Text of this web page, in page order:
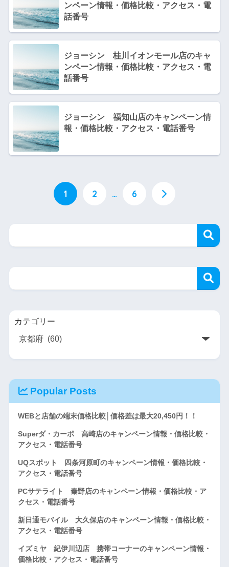
ンペーン情報・価格比較・アクセス・電
話番号
ジョーシン 桂川イオンモール店のキャ
ンペーン情報・価格比較・アクセス・電
話番号
ジョーシン 福知山店のキャンペーン情
報・価格比較・アクセス・電話番号
1 2 … 6
カテゴリー
Popular Posts
WEBと店舗の端末価格比較│価格差は最大20,450円！！
Superダ・カーポ 高崎店のキャンペーン情報・価格比較・
アクセス・電話番号
UQスポット 四条河原町のキャンペーン情報・価格比較・
アクセス・電話番号
PCサテライト 秦野店のキャンペーン情報・価格比較・ア
クセス・電話番号
新日通モバイル 大久保店のキャンペーン情報・価格比較・
アクセス・電話番号
イズミヤ 紀伊川辺店 携帯コーナーのキャンペーン情報・
価格比較・アクセス・電話番号